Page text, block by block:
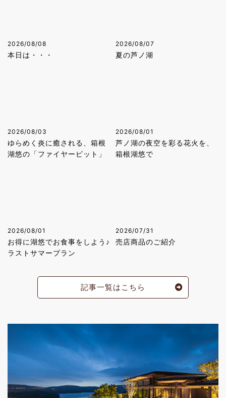
2026/08/08
本日は・・・
2026/08/07
夏の芦ノ湖
2026/08/03
ゆらめく炎に癒される、箱根
湖悠の「ファイヤーピット」
2026/08/01
芦ノ湖の夜空を彩る花火を、
箱根湖悠で
2026/08/01
お得に湖悠でお食事をしよう♪
ラストサマープラン
2026/07/31
売店商品のご紹介
記事一覧はこちら